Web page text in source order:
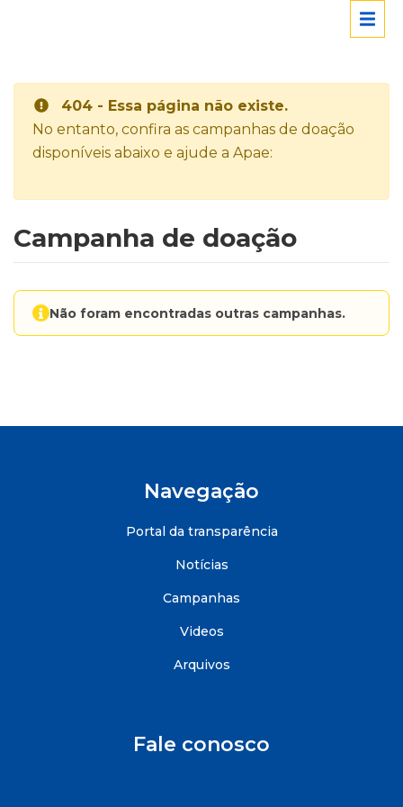
404 - Essa página não existe.
No entanto, confira as campanhas de doação
disponíveis abaixo e ajude a Apae:
Campanha de doação
Não foram encontradas outras campanhas.
Navegação
Portal da transparência
Notícias
Campanhas
Videos
Arquivos
Fale conosco